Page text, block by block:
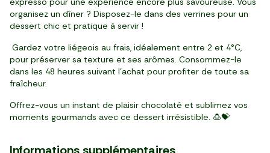
organisez un dîner ? Disposez-le dans des verrines pour un
dessert chic et pratique à servir !
Gardez votre liégeois au frais, idéalement entre 2 et 4°C,
pour préserver sa texture et ses arômes. Consommez-le
dans les 48 heures suivant l’achat pour profiter de toute sa
fraîcheur.
Offrez-vous un instant de plaisir chocolaté et sublimez vos
moments gourmands avec ce dessert irrésistible. 🍮💝